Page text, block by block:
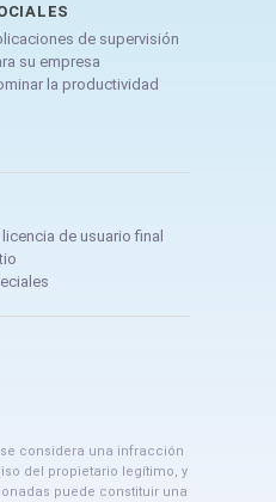
de supervisión
su empresa
la productividad
de usuario final
considera una infracción
del propietario legítimo, y
puede constituir una